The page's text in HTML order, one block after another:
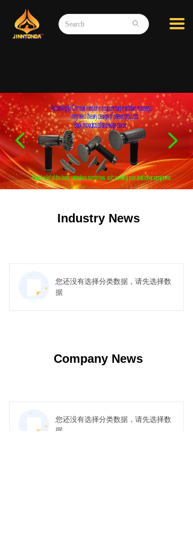
끀
ꄙ
넳 넲
您还没有选择分类数据，请先选择数
据
Industry News
您还没有选择分类数据，请先选择数
据
Company News